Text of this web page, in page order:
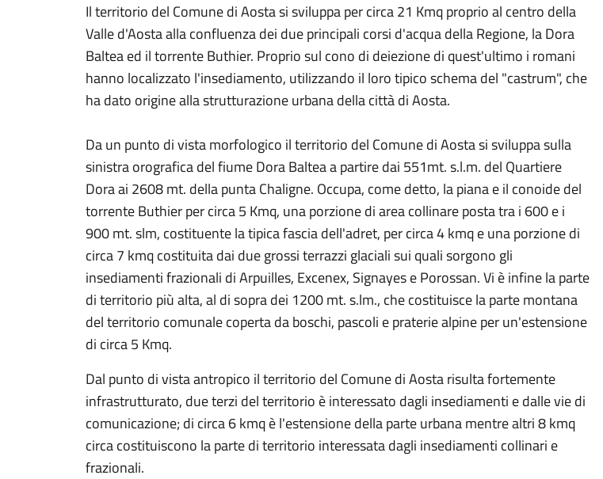
Il territorio del Comune di Aosta si sviluppa per circa 21 Kmq proprio al centro della
Valle d'Aosta alla confluenza dei due principali corsi d'acqua della Regione, la Dora
Baltea ed il torrente Buthier. Proprio sul cono di deiezione di quest'ultimo i romani
hanno localizzato l'insediamento, utilizzando il loro tipico schema del "castrum", che
ha dato origine alla strutturazione urbana della città di Aosta.
Da un punto di vista morfologico il territorio del Comune di Aosta si sviluppa sulla
sinistra orografica del fiume Dora Baltea a partire dai 551mt. s.l.m. del Quartiere
Dora ai 2608 mt. della punta Chaligne. Occupa, come detto, la piana e il conoide del
torrente Buthier per circa 5 Kmq, una porzione di area collinare posta tra i 600 e i
900 mt. slm, costituente la tipica fascia dell'adret, per circa 4 kmq e una porzione di
circa 7 kmq costituita dai due grossi terrazzi glaciali sui quali sorgono gli
insediamenti frazionali di Arpuilles, Excenex, Signayes e Porossan. Vi è infine la parte
di territorio più alta, al di sopra dei 1200 mt. s.lm., che costituisce la parte montana
del territorio comunale coperta da boschi, pascoli e praterie alpine per un'estensione
di circa 5 Kmq.
Dal punto di vista antropico il territorio del Comune di Aosta risulta fortemente
infrastrutturato, due terzi del territorio è interessato dagli insediamenti e dalle vie di
comunicazione; di circa 6 kmq è l'estensione della parte urbana mentre altri 8 kmq
circa costituiscono la parte di territorio interessata dagli insediamenti collinari e
frazionali.